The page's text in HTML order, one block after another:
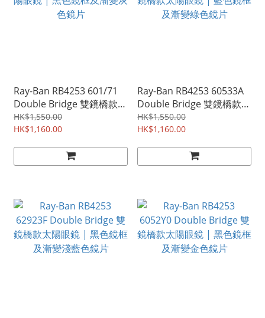
Ray-Ban RB4253 601/71
Double Bridge 雙鏡橋款太
陽眼鏡 | 黑色鏡框及漸變灰
色鏡片
HK$1,550.00
HK$1,160.00
Ray-Ban RB4253 60533A
Double Bridge 雙鏡橋款太
陽眼鏡 | 藍色鏡框及漸變綠
色鏡片
HK$1,550.00
HK$1,160.00